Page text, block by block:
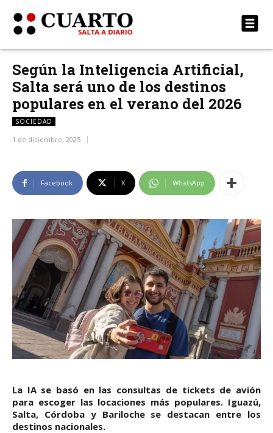
Según la Inteligencia Artificial,
Salta será uno de los destinos
populares en el verano del 2026
SOCIEDAD
1 de diciembre, 2025
Facebook X WhatsApp
La IA se basó en las consultas de tickets de avión
para escoger las locaciones más populares. Iguazú,
Salta, Córdoba y Bariloche se destacan entre los
destinos nacionales.